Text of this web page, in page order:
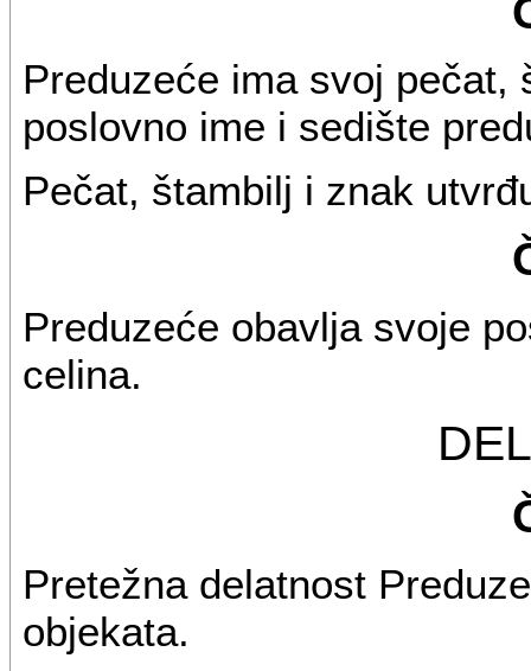
Preduzeće ima svoj
poslovno ime i sedište
Pečat, štambilj i znak
Preduzeće obavlja svoje
celina.
Pretežna delatnost
objekata.